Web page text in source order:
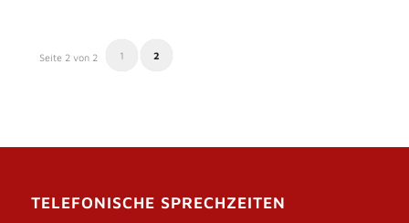
Seite 2 von 2 1 2
TELEFONISCHE SPRECHZEITEN